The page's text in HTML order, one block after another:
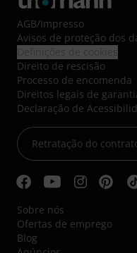
AGB/Impresso
Avisos de proteção dos
Direito de rescisão
Processo de encomenda
Direitos legais de
Declaração de
Retratação do
Sobre nós
Ofertas de emprego
Blog